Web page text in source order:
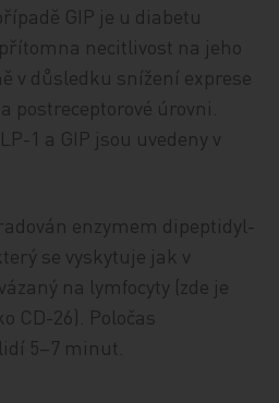
GIP je u diabetu
necitlivost na jeho
v důsledku snížení exprese
postreceptorové úrovni.
1 a GIP jsou uvedeny v
enzymem dipeptidyl-
se vyskytuje jak v
na lymfocyty (zde je
CD-26). Poločas
5–7 minut.